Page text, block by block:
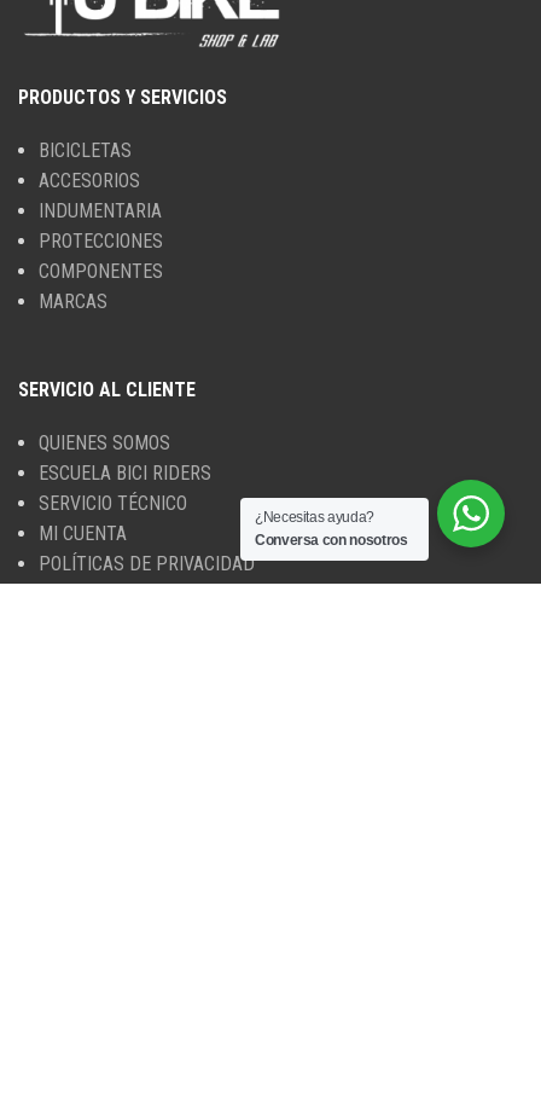
PRODUCTOS Y SERVICIOS
BICICLETAS
ACCESORIOS
INDUMENTARIA
PROTECCIONES
COMPONENTES
MARCAS
SERVICIO AL CLIENTE
QUIENES SOMOS
ESCUELA BICI RIDERS
SERVICIO TÉCNICO
MI CUENTA
POLÍTICAS DE PRIVACIDAD
¿Necesitas ayuda?
Conversa con nosotros